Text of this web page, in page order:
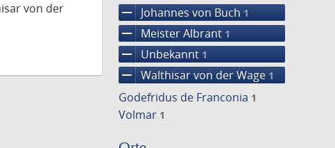
remove Johannes von Buch 1
remove Meister Albrant 1
remove Unbekannt 1
remove Walthisar von der Wage 1
Godefridus de Franconia 1
Volmar 1
von der